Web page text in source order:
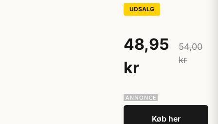
UDSALG
48,95
kr
54,00
kr
Køb her